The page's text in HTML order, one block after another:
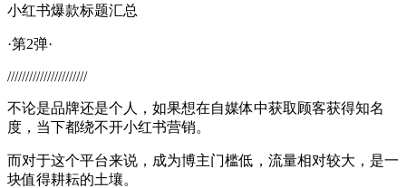
小红书爆款标题汇总
·第2弹·
//////////////////////
不论是品牌还是个人，如果想在自媒体中获取顾客获得知名
度，当下都绕不开小红书营销。
而对于这个平台来说，成为博主门槛低，流量相对较大，是一
块值得耕耘的土壤。